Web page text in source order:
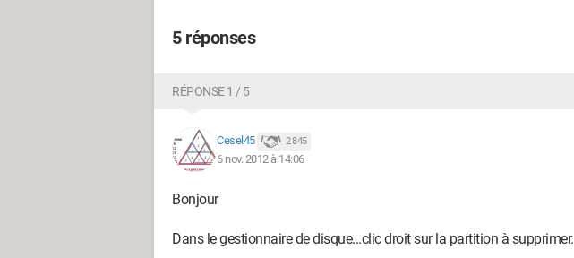
5 réponses
RÉPONSE 1 / 5
Cesel45 2 845
6 nov. 2012 à 14:06
Bonjour
Dans le gestionnaire de disque...clic droit sur la partition à supprimer.